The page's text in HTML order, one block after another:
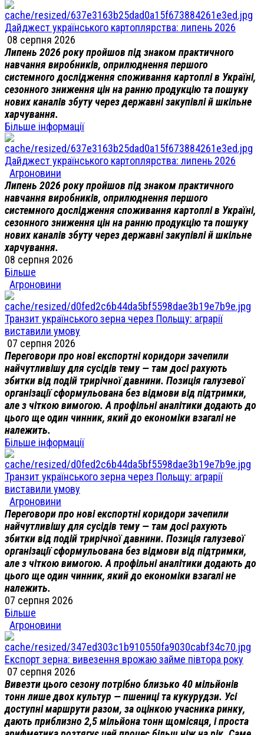
Дайджест українського картоплярства: липень 2026
08 серпня 2026
Липень 2026 року пройшов під знаком практичного
навчання виробників, оприлюднення першого
системного дослідження споживання картоплі в Україні,
сезонного зниження цін на ранню продукцію та пошуку
нових каналів збуту через державні закупівлі й шкільне
харчування.
Більше інформації
Дайджест українського картоплярства: липень 2026
Агроновини
Липень 2026 року пройшов під знаком практичного
навчання виробників, оприлюднення першого
системного дослідження споживання картоплі в Україні,
сезонного зниження цін на ранню продукцію та пошуку
нових каналів збуту через державні закупівлі й шкільне
харчування.
08 серпня 2026
Більше
Агроновини
Транзит українського зерна через Польщу: аграрії
виставили умову
07 серпня 2026
Переговори про нові експортні коридори зачепили
найчутливішу для сусідів тему — там досі рахують
збитки від подій трирічної давнини. Позиція галузевої
організації сформульована без відмови від підтримки,
але з чіткою вимогою. А профільні аналітики додають до
цього ще один чинник, який до економіки взагалі не
належить.
Більше інформації
Транзит українського зерна через Польщу: аграрії
виставили умову
Агроновини
Переговори про нові експортні коридори зачепили
найчутливішу для сусідів тему — там досі рахують
збитки від подій трирічної давнини. Позиція галузевої
організації сформульована без відмови від підтримки,
але з чіткою вимогою. А профільні аналітики додають до
цього ще один чинник, який до економіки взагалі не
належить.
07 серпня 2026
Більше
Агроновини
Експорт зерна: вивезення врожаю займе півтора року
07 серпня 2026
Вивезти цього сезону потрібно близько 40 мільйонів
тонн лише двох культур — пшениці та кукурудзи. Усі
доступні маршрути разом, за оцінкою учасника ринку,
дають приблизно 2,5 мільйона тонн щомісяця, і проста